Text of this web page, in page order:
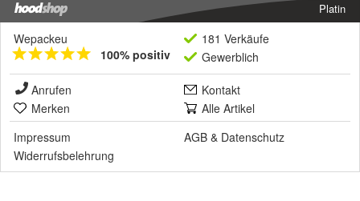
Platin
Wepackeu
100% positiv
181 Verkäufe
Gewerblich
Anrufen
Kontakt
Merken
Alle Artikel
Impressum
AGB & Datenschutz
Widerrufsbelehrung